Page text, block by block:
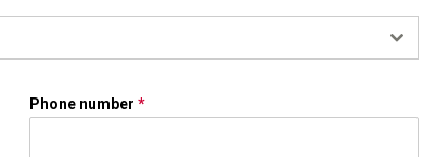
Phone number *